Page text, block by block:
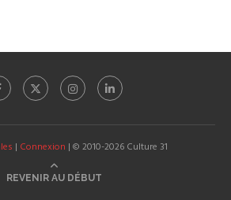
| Connexion | © 2010-2026 Culture 31
REVENIR AU DÉBUT